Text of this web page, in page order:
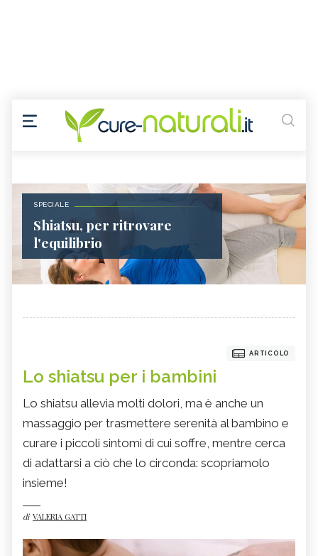
SPECIALE
Shiatsu, per ritrovare
l'equilibrio
ARTICOLO
Lo shiatsu per i bambini
Lo shiatsu allevia molti dolori, ma è anche un
massaggio per trasmettere serenità al bambino e
curare i piccoli sintomi di cui soffre, mentre cerca
di adattarsi a ciò che lo circonda: scopriamolo
insieme!
di VALERIA GATTI